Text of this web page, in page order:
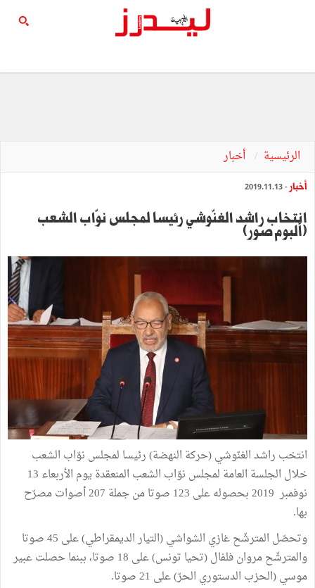
الرئيسية أخبار
أخبار - 2019.11.13
انتخاب راشد الغنّوشي رئيسا لمجلس نوّاب الشعب
(ألبوم صور)
انتخب راشد الغنّوشي (حركة النهضة) رئيسا لمجلس نوّاب الشعب
خلال الجلسة العامة لمجلس نوّاب الشعب المنعقدة يوم الأربعاء 13
نوفمبر 2019 بحصوله على 123 صوتا من جملة 207 أصوات مصرّح
بها.
وتحصّل المترشّح غازي الشواشي (التيار الديمقراطي) على 45 صوتا
والمترشّح مروان فلفال (تحيا تونس) على 18 صوتا، ببنما حصلت عبير
موسي (الحزب الدستوري الحرّ) على 21 صوتا.